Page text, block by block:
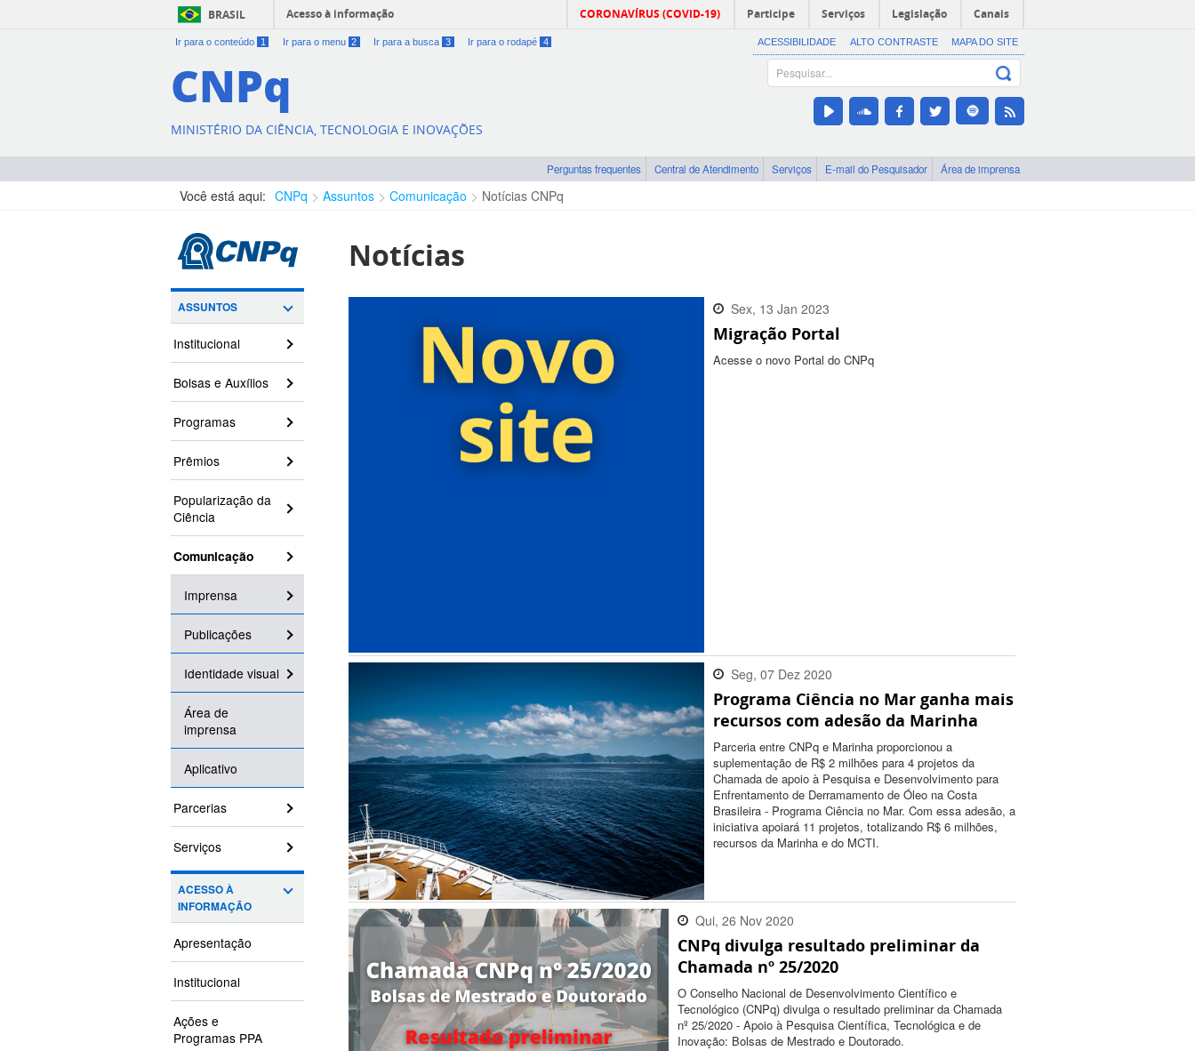
BRASIL Acesso à informação CORONAVÍRUS (COVID-19) Participe Serviços Legislação Canais
Ir para o conteúdo 1 Ir para o menu 2 Ir para a busca 3 Ir para o rodapé 4 ACESSIBILIDADE ALTO CONTRASTE MAPA DO SITE
CNPq
MINISTÉRIO DA CIÊNCIA, TECNOLOGIA E INOVAÇÕES
Perguntas frequentes Central de Atendimento Serviços E-mail do Pesquisador Área de imprensa
Você está aqui: CNPq Assuntos Comunicação Notícias CNPq
ASSUNTOS
Institucional
Bolsas e Auxílios
Programas
Prêmios
Popularização da
Ciência
Comunicação
Imprensa
Publicações
Identidade visual
Área de
imprensa
Aplicativo
Parcerias
Serviços
ACESSO À
INFORMAÇÃO
Apresentação
Institucional
Ações e
Programas PPA
Notícias
Sex, 13 Jan 2023
16:32:00 -0300
Migração Portal
Acesse o novo Portal do CNPq
Seg, 07 Dez 2020
12:31:00 -0300
Programa Ciência no Mar ganha mais
recursos com adesão da Marinha
Parceria entre CNPq e Marinha proporcionou a
suplementação de R$ 2 milhões para 4 projetos da
Chamada de apoio à Pesquisa e Desenvolvimento para
Enfrentamento de Derramamento de Óleo na Costa
Brasileira - Programa Ciência no Mar. Com essa adesão, a
iniciativa apoiará 11 projetos, totalizando R$ 6 milhões,
recursos da Marinha e do MCTI.
Qui, 26 Nov 2020
17:37:00 -0300
CNPq divulga resultado preliminar da
Chamada nº 25/2020
O Conselho Nacional de Desenvolvimento Científico e
Tecnológico (CNPq) divulga o resultado preliminar da Chamada
nº 25/2020 - Apoio à Pesquisa Científica, Tecnológica e de
Inovação: Bolsas de Mestrado e Doutorado.